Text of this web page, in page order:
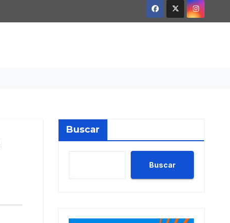
Buscar
Buscar